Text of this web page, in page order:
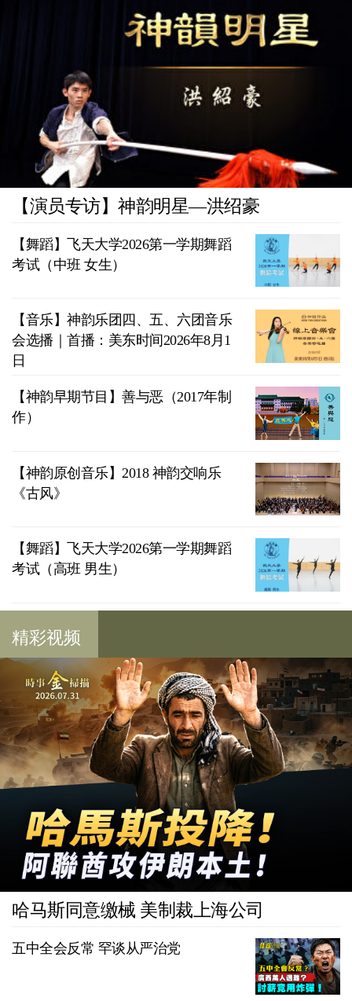
【演员专访】神韵明星—洪绍豪
【舞蹈】飞天大学2026第一学期舞蹈
考试（中班 女生）
【音乐】神韵乐团四、五、六团音乐
会选播｜首播：美东时间2026年8月1
日
【神韵早期节目】善与恶（2017年制
作）
【神韵原创音乐】2018 神韵交响乐
《古风》
【舞蹈】飞天大学2026第一学期舞蹈
考试（高班 男生）
精彩视频
哈马斯同意缴械 美制裁上海公司
五中全会反常 罕谈从严治党